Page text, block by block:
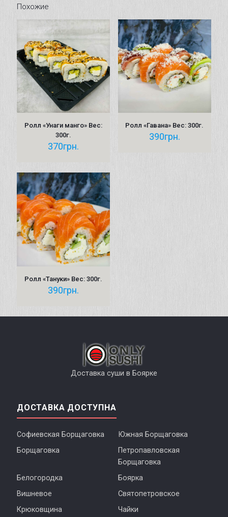
Похожие
Ролл «Унаги манго» Вес:
300г.
370грн.
Ролл «Гавана» Вес: 300г.
390грн.
Ролл «Тануки» Вес: 300г.
390грн.
Доставка суши в Боярке
ДОСТАВКА ДОСТУПНА
Софиевская Борщаговка
Южная Борщаговка
Борщаговка
Петропавловская
Борщаговка
Белогородка
Боярка
Вишневое
Святопетровское
Крюковщина
Чайки